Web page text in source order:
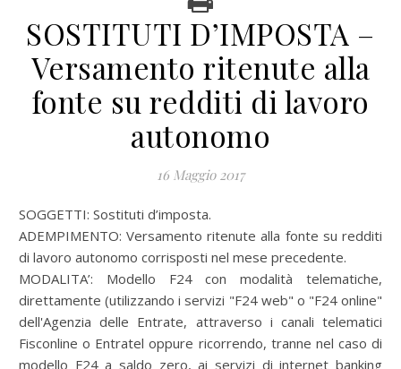
SOSTITUTI D’IMPOSTA –
Versamento ritenute alla
fonte su redditi di lavoro
autonomo
16 Maggio 2017
SOGGETTI: Sostituti d’imposta.
ADEMPIMENTO: Versamento ritenute alla fonte su redditi
di lavoro autonomo corrisposti nel mese precedente.
MODALITA’: Modello F24 con modalità telematiche,
direttamente (utilizzando i servizi "F24 web" o "F24 online"
dell'Agenzia delle Entrate, attraverso i canali telematici
Fisconline o Entratel oppure ricorrendo, tranne nel caso di
modello F24 a saldo zero, ai servizi di internet banking